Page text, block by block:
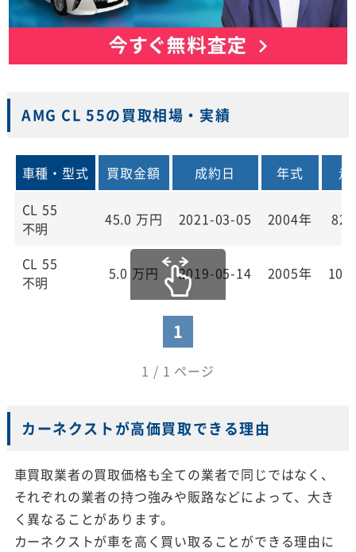
AMG CL 55の買取相場・実績
車種・型式 買取金額 成約日 年式
走
CL 55
不明
45.0 万円 2021-03-05 2004年
CL 55
不明
5.0 万円 2019-05-14 2005年
1
1 / 1 ページ
カーネクストが高価買取できる理由
車買取業者の買取価格も全ての業者で同じではなく、
それぞれの業者の持つ強みや販路などによって、大き
く異なることがあります。
カーネクストが車を高く買い取ることができる理由に